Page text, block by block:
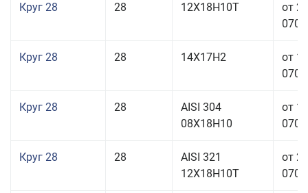
Круг 28 28 12Х18Н10Т
от
Круг 28 28 14Х17Н2
от
Круг 28 28
AISI 304
08Х18Н10
от
Круг 28 28
AISI 321
12Х18Н10Т
от